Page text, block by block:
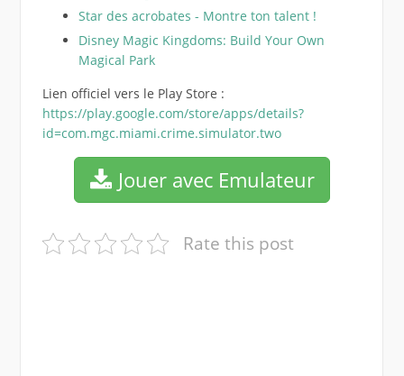
Star des acrobates - Montre ton talent !
Disney Magic Kingdoms: Build Your Own
Magical Park
Lien officiel vers le Play Store :
https://play.google.com/store/apps/details?
id=com.mgc.miami.crime.simulator.two
Jouer avec Emulateur
Rate this post